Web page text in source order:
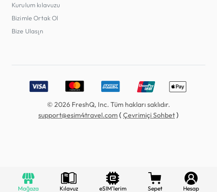
Kurulum kılavuzu
Bizimle Ortak Ol
Bize Ulaşın
Accepted payment methods: Visa, MasterCard, American
© 2026 FreshQ, Inc. Tüm hakları saklıdır.
support@esim4travel.com( Çevrimiçi Sohbet)
Mağaza Kılavuz eSIM'lerim Sepet Hesap